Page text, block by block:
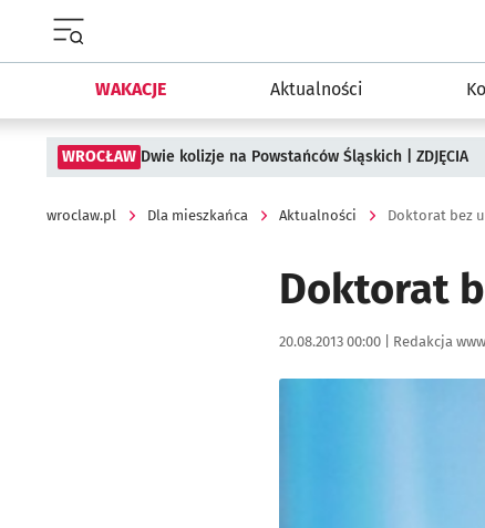
WAKACJE Aktualności
WROCŁAW Dwie kolizje na Powstańców Śląskich | ZDJĘCIA
wroclaw.pl Dla mieszkańca Aktualności Doktorat bez
Doktorat
Data publikacji:
20.08.2013 00:00 | Autor:
Redakcja